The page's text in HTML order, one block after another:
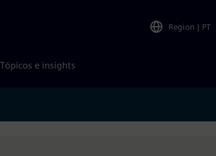
Region | PT
Tópicos e insights